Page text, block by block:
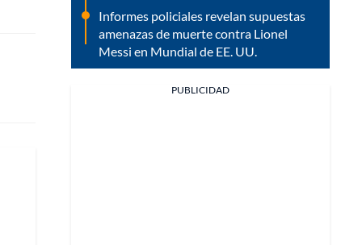
Informes policiales revelan supuestas
amenazas de muerte contra Lionel
Messi en Mundial de EE. UU.
PUBLICIDAD